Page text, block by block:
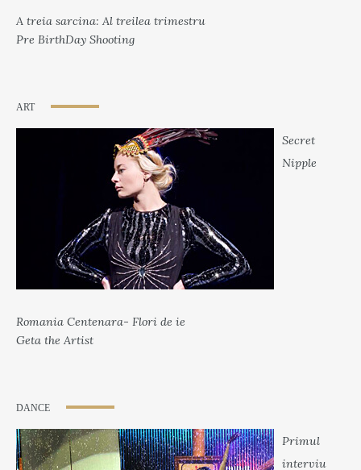
A treia sarcina: Al treilea trimestru
Pre BirthDay Shooting
ART
Secret
Nipple
Romania Centenara- Flori de ie
Geta the Artist
DANCE
Primul
interviu